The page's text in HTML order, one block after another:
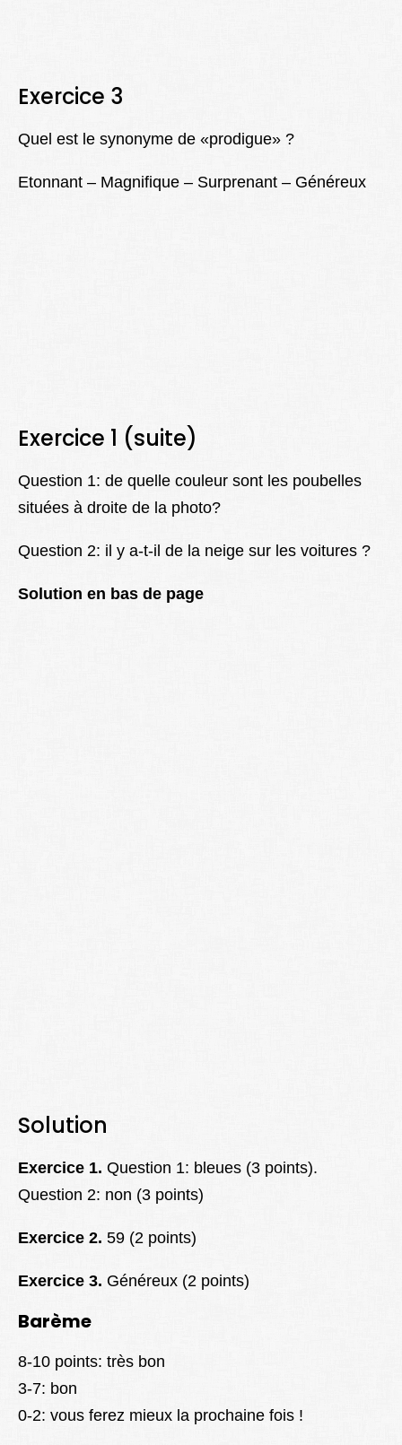
Exercice 3
Quel est le synonyme de «prodigue» ?
Etonnant – Magnifique – Surprenant – Généreux
Exercice 1 (suite)
Question 1: de quelle couleur sont les poubelles
situées à droite de la photo?
Question 2: il y a-t-il de la neige sur les voitures ?
Solution en bas de page
Solution
Exercice 1. Question 1: bleues (3 points).
Question 2: non (3 points)
Exercice 2. 59 (2 points)
Exercice 3. Généreux (2 points)
Barème
8-10 points: très bon
3-7: bon
0-2: vous ferez mieux la prochaine fois !